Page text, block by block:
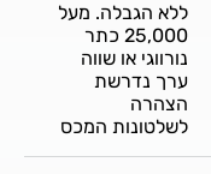
ללא הגבלה. מעל
25,000 כתר
נורווגי או שווה
ערך נדרשת
הצהרה
לשלטונות המכס